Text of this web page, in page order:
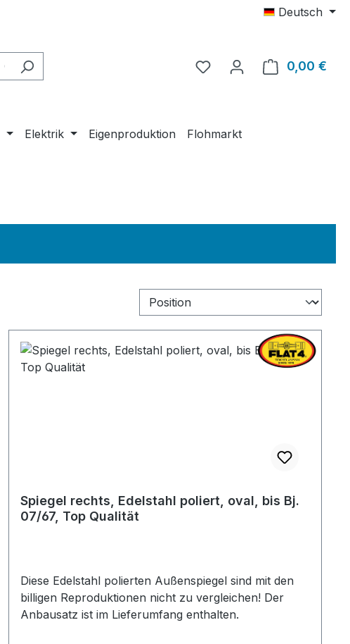
Deutsch
0,00 €
Elektrik Eigenproduktion Flohmarkt
Spiegel rechts, Edelstahl poliert, oval, bis Bj.
07/67, Top Qualität
Diese Edelstahl polierten Außenspiegel sind mit den
billigen Reproduktionen nicht zu vergleichen! Der
Anbausatz ist im Lieferumfang enthalten.